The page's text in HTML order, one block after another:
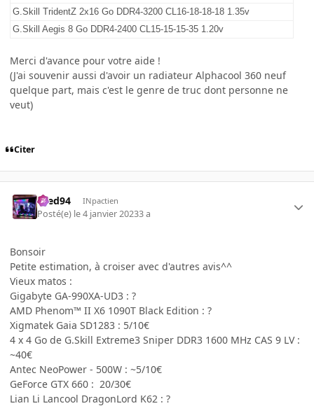
G.Skill TridentZ 2x16 Go DDR4-3200 CL16-18-18-18 1.35v
G.Skill Aegis 8 Go DDR4-2400 CL15-15-15-35 1.20v
Merci d'avance pour votre aide !
(J'ai souvenir aussi d'avoir un radiateur Alphacool 360 neuf
quelque part, mais c'est le genre de truc dont personne ne
veut)
Citer
bred94 INpactien
Posté(e) le 4 janvier 20233 a
Bonsoir
Petite estimation, à croiser avec d'autres avis^^
Vieux matos :
Gigabyte GA-990XA-UD3 : ?
AMD Phenom™ II X6 1090T Black Edition : ?
Xigmatek Gaia SD1283 : 5/10€
4 x 4 Go de G.Skill Extreme3 Sniper DDR3 1600 MHz CAS 9 LV :
~40€
Antec NeoPower - 500W : ~5/10€
GeForce GTX 660 : 20/30€
Lian Li Lancool DragonLord K62 : ?